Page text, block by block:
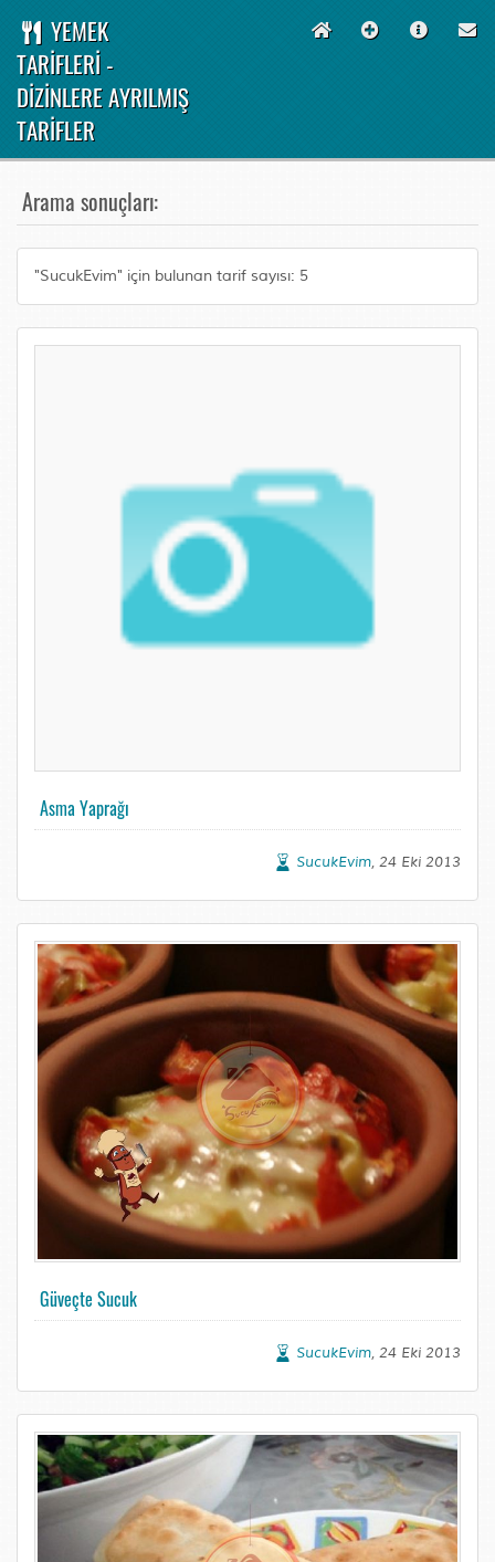
YEMEK
TARİFLERİ -
DİZİNLERE AYRILMIŞ
TARİFLER
Arama sonuçları:
"SucukEvim" için bulunan tarif sayısı: 5
Asma Yaprağı
SucukEvim, 24 Eki 2013
Güveçte Sucuk
SucukEvim, 24 Eki 2013